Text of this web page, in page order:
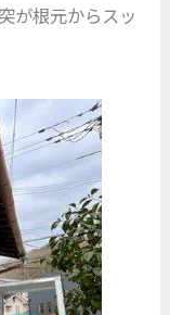
が根元からスッ